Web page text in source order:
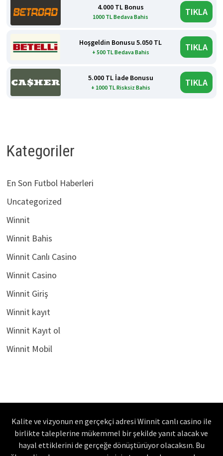
4.000 TL Bonus
1000 TL Bedava Bahis TIKLA
Hoşgeldin Bonusu 5.050 TL
+ 500 TL Bedava Bahis TIKLA
5.000 TL İade Bonusu
+ 1000 TL Risksiz Bahis TIKLA
Kategoriler
En Son Futbol Haberleri
Uncategorized
Winnit
Winnit Bahis
Winnit Canlı Casino
Winnit Casino
Winnit Giriş
Winnit kayıt
Winnit Kayıt ol
Winnit Mobil
Kalite ve vizyonun en gerçekçi adresi Winnit canlı casino ile
birlikte taleplerine mükemmel bir şekilde yanıt alacak ve
hayal ettiklerini de gerçeğe dönüştürüyor olacaksın. Bu